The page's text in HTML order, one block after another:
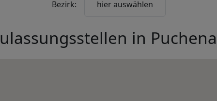
Bezirk: hier auswählen
in